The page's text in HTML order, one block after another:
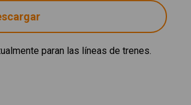
paran las líneas de trenes.